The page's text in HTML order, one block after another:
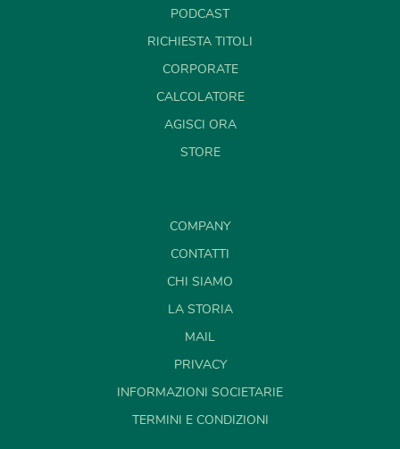
PODCAST
RICHIESTA TITOLI
CORPORATE
CALCOLATORE
AGISCI ORA
STORE
COMPANY
CONTATTI
CHI SIAMO
LA STORIA
MAIL
PRIVACY
INFORMAZIONI SOCIETARIE
TERMINI E CONDIZIONI